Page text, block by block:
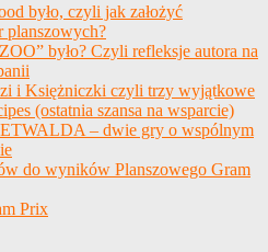
było, czyli jak założyć
było? Czyli refleksje autora na
i Księżniczki czyli trzy wyjątkowe
(ostatnia szansa na wsparcie)
– dwie gry o wspólnym
do wyników Planszowego Gram
Prix